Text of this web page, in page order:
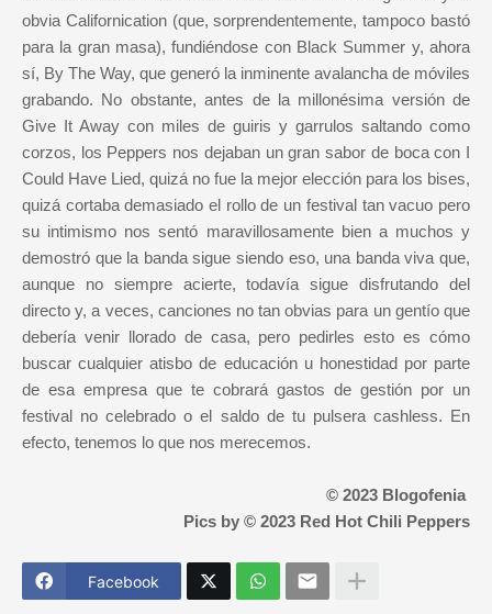
obvia Californication (que, sorprendentemente, tampoco bastó
para la gran masa), fundiéndose con Black Summer y, ahora
sí, By The Way, que generó la inminente avalancha de móviles
grabando. No obstante, antes de la millonésima versión de
Give It Away con miles de guiris y garrulos saltando como
corzos, los Peppers nos dejaban un gran sabor de boca con I
Could Have Lied, quizá no fue la mejor elección para los bises,
quizá cortaba demasiado el rollo de un festival tan vacuo pero
su intimismo nos sentó maravillosamente bien a muchos y
demostró que la banda sigue siendo eso, una banda viva que,
aunque no siempre acierte, todavía sigue disfrutando del
directo y, a veces, canciones no tan obvias para un gentío que
debería venir llorado de casa, pero pedirles esto es cómo
buscar cualquier atisbo de educación u honestidad por parte
de esa empresa que te cobrará gastos de gestión por un
festival no celebrado o el saldo de tu pulsera cashless. En
efecto, tenemos lo que nos merecemos.
© 2023 Blogofenia
Pics by © 2023 Red Hot Chili Peppers
Facebook